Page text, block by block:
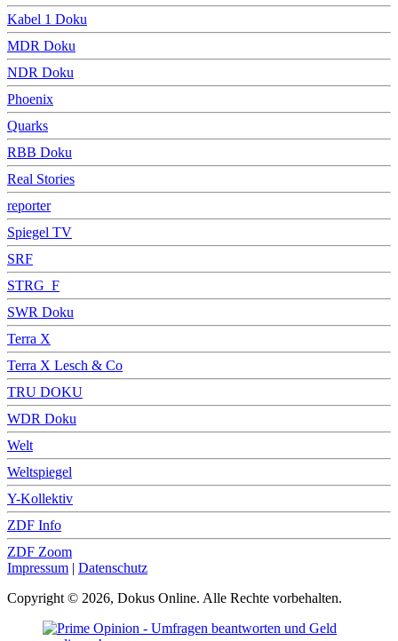
Kabel 1 Doku
MDR Doku
NDR Doku
Phoenix
Quarks
RBB Doku
Real Stories
reporter
Spiegel TV
SRF
STRG_F
SWR Doku
Terra X
Terra X Lesch & Co
TRU DOKU
WDR Doku
Welt
Weltspiegel
Y-Kollektiv
ZDF Info
ZDF Zoom
Impressum | Datenschutz
Copyright © 2026, Dokus Online. Alle Rechte vorbehalten.